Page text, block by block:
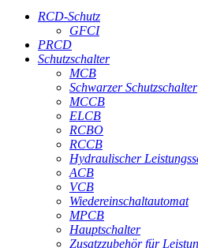
RCD-Schutz
GFCI
PRCD
Schutzschalter
MCB
Schwarzer Schutzschalter
MCCB
ELCB
RCBO
RCCB
Hydraulischer
ACB
VCB
Wiedereinschaltautomat
MPCB
Hauptschalter
Zusatzzubehör für